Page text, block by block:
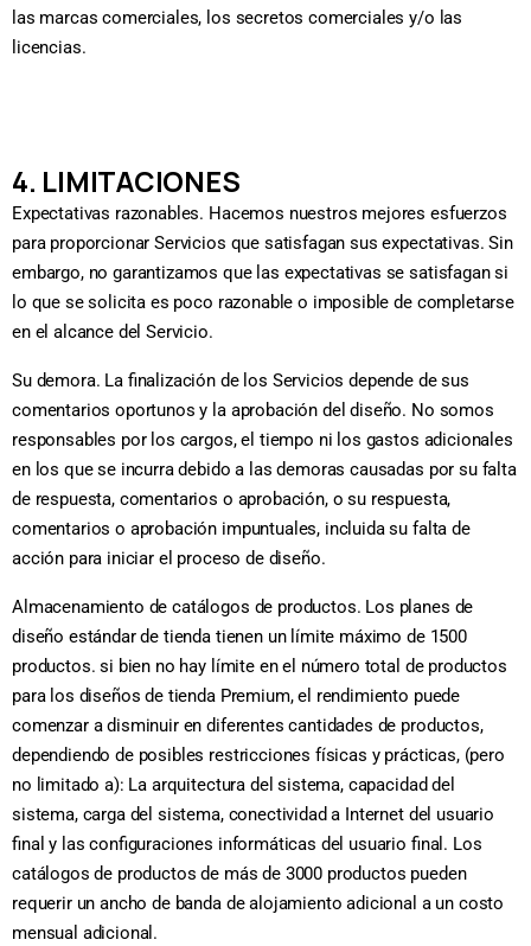
las marcas comerciales, los secretos comerciales y/o las
licencias.
4. LIMITACIONES
Expectativas razonables. Hacemos nuestros mejores esfuerzos
para proporcionar Servicios que satisfagan sus expectativas. Sin
embargo, no garantizamos que las expectativas se satisfagan si
lo que se solicita es poco razonable o imposible de completarse
en el alcance del Servicio.
Su demora. La finalización de los Servicios depende de sus
comentarios oportunos y la aprobación del diseño. No somos
responsables por los cargos, el tiempo ni los gastos adicionales
en los que se incurra debido a las demoras causadas por su falta
de respuesta, comentarios o aprobación, o su respuesta,
comentarios o aprobación impuntuales, incluida su falta de
acción para iniciar el proceso de diseño.
Almacenamiento de catálogos de productos. Los planes de
diseño estándar de tienda tienen un límite máximo de 1500
productos. si bien no hay límite en el número total de productos
para los diseños de tienda Premium, el rendimiento puede
comenzar a disminuir en diferentes cantidades de productos,
dependiendo de posibles restricciones físicas y prácticas, (pero
no limitado a): La arquitectura del sistema, capacidad del
sistema, carga del sistema, conectividad a Internet del usuario
final y las configuraciones informáticas del usuario final. Los
catálogos de productos de más de 3000 productos pueden
requerir un ancho de banda de alojamiento adicional a un costo
mensual adicional.